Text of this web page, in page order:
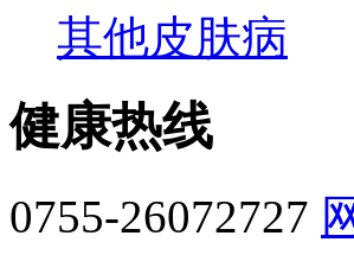
其他皮肤病
健康热线
0755-26072727